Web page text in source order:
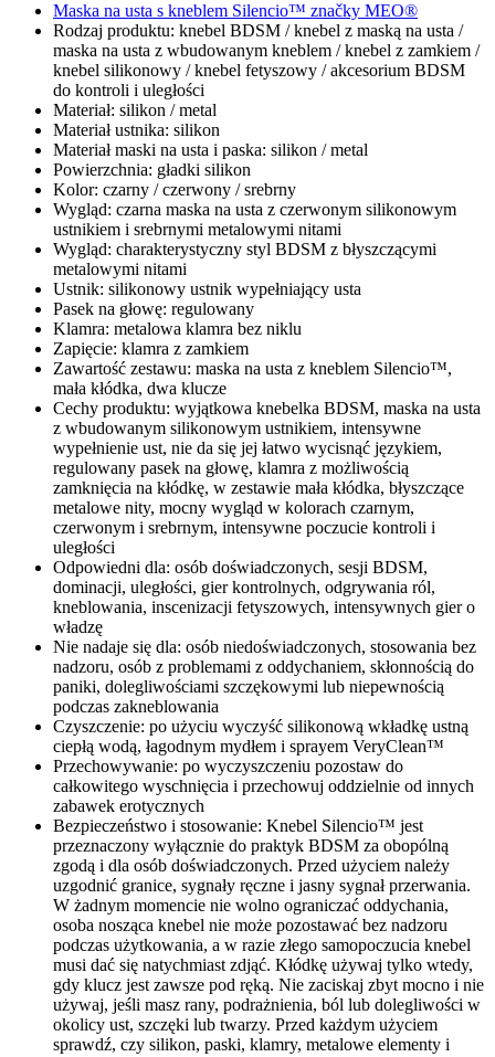
Maska na usta s kneblem Silencio™ značky MEO®
Rodzaj produktu: knebel BDSM / knebel z maską na usta /
maska na usta z wbudowanym kneblem / knebel z zamkiem /
knebel silikonowy / knebel fetyszowy / akcesorium BDSM
do kontroli i uległości
Materiał: silikon / metal
Materiał ustnika: silikon
Materiał maski na usta i paska: silikon / metal
Powierzchnia: gładki silikon
Kolor: czarny / czerwony / srebrny
Wygląd: czarna maska na usta z czerwonym silikonowym
ustnikiem i srebrnymi metalowymi nitami
Wygląd: charakterystyczny styl BDSM z błyszczącymi
metalowymi nitami
Ustnik: silikonowy ustnik wypełniający usta
Pasek na głowę: regulowany
Klamra: metalowa klamra bez niklu
Zapięcie: klamra z zamkiem
Zawartość zestawu: maska na usta z kneblem Silencio™,
mała kłódka, dwa klucze
Cechy produktu: wyjątkowa knebelka BDSM, maska na usta
z wbudowanym silikonowym ustnikiem, intensywne
wypełnienie ust, nie da się jej łatwo wycisnąć językiem,
regulowany pasek na głowę, klamra z możliwością
zamknięcia na kłódkę, w zestawie mała kłódka, błyszczące
metalowe nity, mocny wygląd w kolorach czarnym,
czerwonym i srebrnym, intensywne poczucie kontroli i
uległości
Odpowiedni dla: osób doświadczonych, sesji BDSM,
dominacji, uległości, gier kontrolnych, odgrywania ról,
kneblowania, inscenizacji fetyszowych, intensywnych gier o
władzę
Nie nadaje się dla: osób niedoświadczonych, stosowania bez
nadzoru, osób z problemami z oddychaniem, skłonnością do
paniki, dolegliwościami szczękowymi lub niepewnością
podczas zakneblowania
Czyszczenie: po użyciu wyczyść silikonową wkładkę ustną
ciepłą wodą, łagodnym mydłem i sprayem VeryClean™
Przechowywanie: po wyczyszczeniu pozostaw do
całkowitego wyschnięcia i przechowuj oddzielnie od innych
zabawek erotycznych
Bezpieczeństwo i stosowanie: Knebel Silencio™ jest
przeznaczony wyłącznie do praktyk BDSM za obopólną
zgodą i dla osób doświadczonych. Przed użyciem należy
uzgodnić granice, sygnały ręczne i jasny sygnał przerwania.
W żadnym momencie nie wolno ograniczać oddychania,
osoba nosząca knebel nie może pozostawać bez nadzoru
podczas użytkowania, a w razie złego samopoczucia knebel
musi dać się natychmiast zdjąć. Kłódkę używaj tylko wtedy,
gdy klucz jest zawsze pod ręką. Nie zaciskaj zbyt mocno i nie
używaj, jeśli masz rany, podrażnienia, ból lub dolegliwości w
okolicy ust, szczęki lub twarzy. Przed każdym użyciem
sprawdź, czy silikon, paski, klamry, metalowe elementy i